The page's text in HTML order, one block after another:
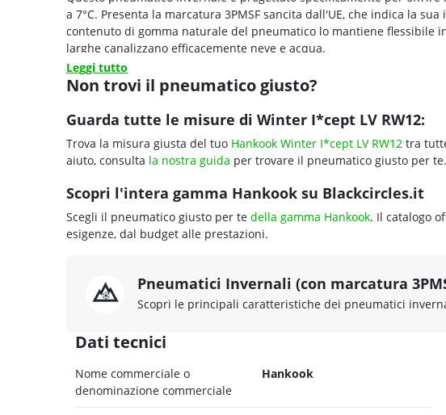
a 7°C. Presenta la marcatura 3PMSF sancita dall'UE, che indica la
contenuto di gomma naturale del pneumatico lo mantiene flessibile
larghe canalizzano efficacemente neve e acqua.
Leggi tutto
Non trovi il pneumatico giusto?
Guarda tutte le misure di Winter I*cept LV RW12:
Trova la misura giusta del tuo Hankook Winter I*cept LV RW12 tra
aiuto, consulta la nostra guida per trovare il pneumatico giusto per te.
Scopri l'intera gamma Hankook su Blackcircles.it
Scegli il pneumatico giusto per te della gamma Hankook. Il catalogo
esigenze, dal budget alle prestazioni.
Pneumatici Invernali (con marcatura
Scopri le principali caratteristiche dei pneumatici
Dati tecnici
Nome commerciale o
denominazione commerciale
Hankook